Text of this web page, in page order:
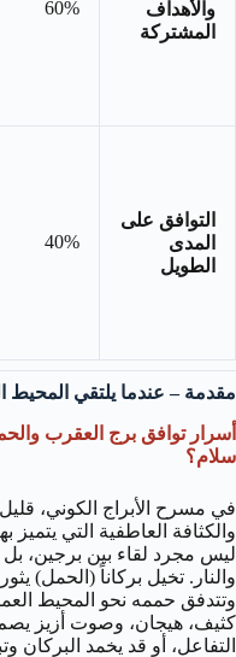
والأهداف
المشتركة
60%
التوافق على
المدى
الطويل
40%
مقدمة – عندما يلتقي المحيط
أسرار توافق برج العقرب
سلام؟
في مسرح الأبراج الكوني،
والكثافة العاطفية التي يتميز
ليس مجرد لقاء بين برجين،
والنار. تخيل بركاناً (الحمل)
وتتدفق حممه نحو المحيط
كثيف، هيجان، وصوت أزيز
التفاعل، أو قد يخمد البركان